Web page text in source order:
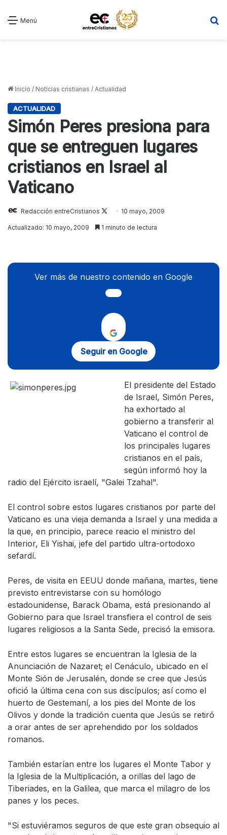
Menú
Inicio / Noticias cristianas / Actualidad
ACTUALIDAD
Simón Peres presiona para
que se entreguen lugares
cristianos en Israel al
Vaticano
Redacción entreCristianos
Follow
on
10 mayo, 2009
Actualizado: 10 mayo, 2009 1 minuto de lectura
Ver más de nuestro contenido en Google
Seguir en Google
El presidente del Estado
de Israel, Simón Peres,
ha exhortado al
gobierno a transferir al
Vaticano el control de
los principales lugares
cristianos en el país,
según informó hoy la
radio del Ejército israelí, "Galei Tzahal".
El control sobre estos lugares cristianos por parte del
Vaticano es una vieja demanda a Israel y una medida a
la que, en principio, parece reacio el ministro del
Interior, Eli Yishai, jefe del partido ultra-ortodoxo
sefardí.
Peres, de visita en EEUU donde mañana, martes, tiene
previsto entrevistarse con su homólogo
estadounidense, Barack Obama, está presionando al
Gobierno para que Israel transfiera el control de seis
lugares religiosos a la Santa Sede, precisó la emisora.
Entre estos lugares se encuentran la Iglesia de la
Anunciación de Nazaret; el Cenáculo, ubicado en el
Monte Sión de Jerusalén, donde se cree que Jesús
ofició la última cena con sus discípulos; así como el
huerto de Gestemaní, a los pies del Monte de los
Olivos y donde la tradición cuenta que Jesús se retiró
a orar antes de ser aprehendido por los soldados
romanos.
También estarían entre los lugares el Monte Tabor y
la Iglesia de la Multiplicación, a orillas del lago de
Tiberiades, en la Galilea, que marca el milagro de los
panes y los peces.
"Si estuviéramos seguros de que este gran obsequio al